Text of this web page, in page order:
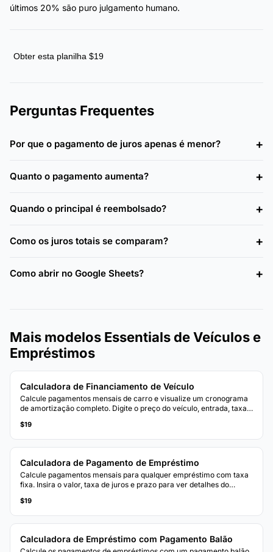
últimos 20% são puro julgamento humano.
Obter esta planilha $19
Perguntas Frequentes
Por que o pagamento de juros apenas é menor?
Quanto o pagamento aumenta?
Quando o principal é reembolsado?
Como os juros totais se comparam?
Como abrir no Google Sheets?
Mais modelos Essentials de Veículos e
Empréstimos
Calculadora de Financiamento de Veículo
Calcule pagamentos mensais de carro e visualize um cronograma
de amortização completo. Digite o preço do veículo, entrada, taxa e
$19
Calculadora de Pagamento de Empréstimo
Calcule pagamentos mensais para qualquer empréstimo com taxa
fixa. Insira o valor, taxa de juros e prazo para ver detalhes do
$19
Calculadora de Empréstimo com Pagamento Balão